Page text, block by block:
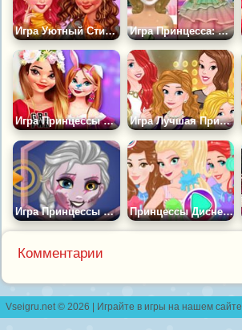
Игра Уютный Стиль Принцесс Игра Принцесса: Макияж и Наряд
Игра Принцессы Украшают Дом Игра Лучшая Принцесса Дисней
Игра Принцессы Милые Зомби Принцессы Диснея: Фестиваль Красок
Комментарии
Vseigru.net © 2026 | Играйте в игры на нашем сайте